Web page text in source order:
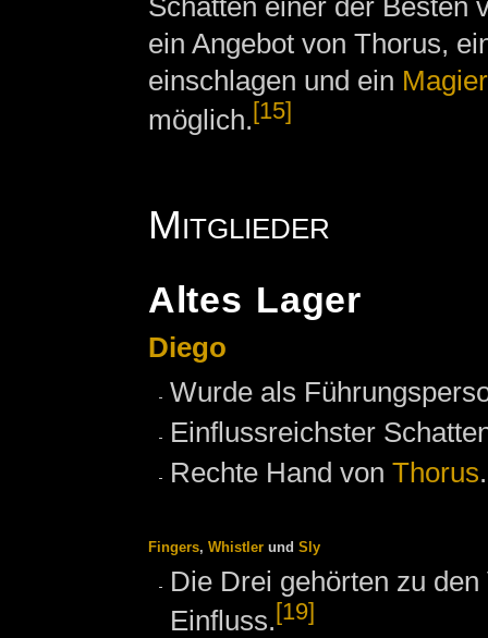
ein Angebot von Thorus,
einschlagen und ein Magier
möglich.[15]
Mitglieder
Altes Lager
Diego
Wurde als
Einflussreichster
Rechte Hand von Thorus.
Fingers, Whistlerund Sly
Die Drei gehörten zu
Einfluss.[19]